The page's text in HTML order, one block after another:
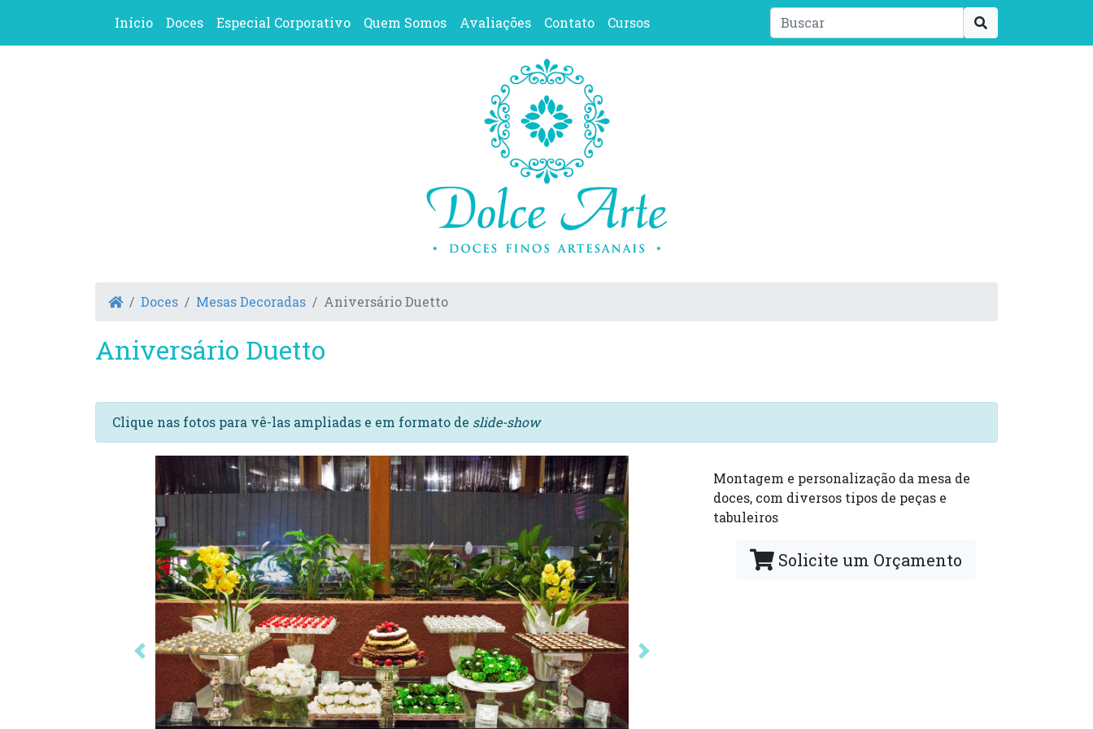
Início Doces Especial Corporativo Quem Somos Avaliações Contato Cursos
Doces Mesas Decoradas Aniversário Duetto
Aniversário Duetto
Clique nas fotos para vê-las ampliadas e em formato de slide-show
Anterior Próxima
Montagem e personalização da mesa de
doces, com diversos tipos de peças e
tabuleiros
Solicite um Orçamento